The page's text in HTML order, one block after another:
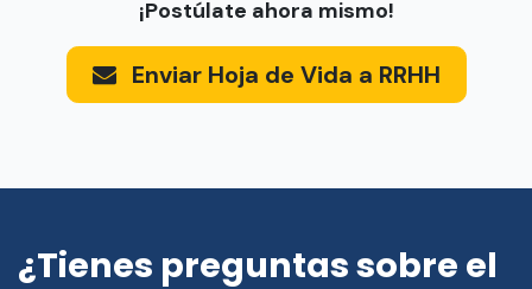
¡Postúlate ahora mismo!
Enviar Hoja de Vida a RRHH
¿Tienes preguntas sobre el